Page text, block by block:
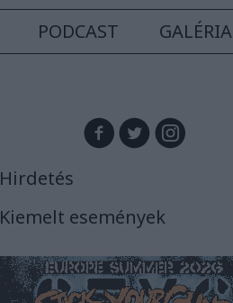
PODCAST GALÉRIA
Hirdetés
Kiemelt események